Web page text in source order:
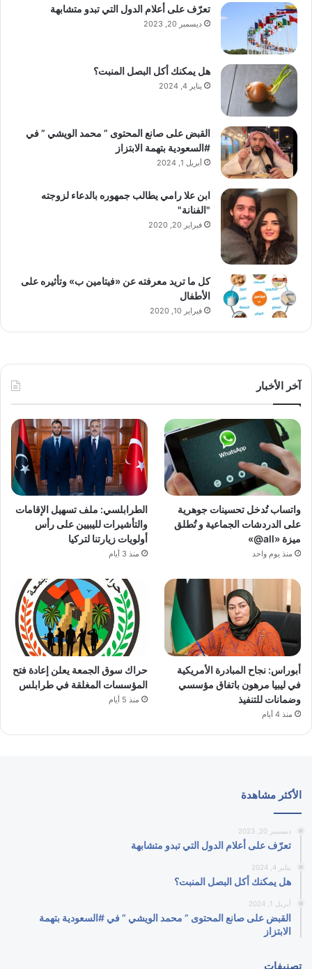
تعرّف على أعلام الدول التي تبدو متشابهة
ديسمبر 20, 2023
هل يمكنك أكل البصل المنبت؟
يناير 4, 2024
القبض على صانع المحتوى ” محمد الويشي ” في
#السعودية بتهمة الابتزاز
أبريل 1, 2024
ابن علا رامي يطالب جمهوره بالدعاء لزوجته
"الفنانة"
فبراير 20, 2020
كل ما تريد معرفته عن «فيتامين ب» وتأثيره على
الأطفال
فبراير 10, 2020
آخر الأخبار
واتساب تُدخل تحسينات جوهرية
على الدردشات الجماعية و تُطلق
ميزة «all@»
منذ يوم واحد
الطرابلسي: ملف تسهيل الإقامات
والتأشيرات لليبيين على رأس
أولويات زيارتنا لتركيا
منذ 3 أيام
أبوراس: نجاح المبادرة الأمريكية
في ليبيا مرهون باتفاق مؤسسي
وضمانات للتنفيذ
منذ 4 أيام
حراك سوق الجمعة يعلن إعادة فتح
المؤسسات المغلقة في طرابلس
منذ 5 أيام
الأكثر مشاهدة
ديسمبر 20, 2023
تعرّف على أعلام الدول التي تبدو متشابهة
يناير 4, 2024
هل يمكنك أكل البصل المنبت؟
أبريل 1, 2024
القبض على صانع المحتوى ” محمد الويشي ” في #السعودية بتهمة
الابتزاز
تصنيفات